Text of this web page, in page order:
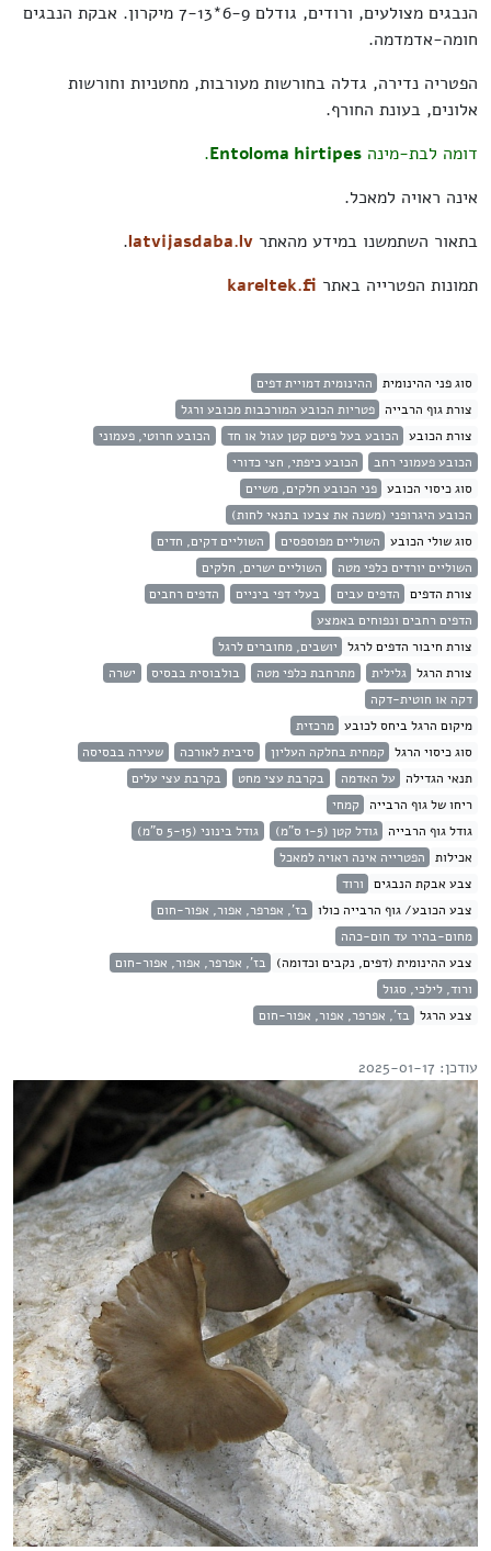
הנבגים מצולעים, ורודים, גודלם 6-9*7-13 מיקרון. אבקת הנבגים
חומה-אדמדמה.
הפטריה נדירה, גדלה בחורשות מעורבות, מחטניות וחורשות
אלונים, בעונת החורף.
דומה לבת-מינהEntoloma hirtipes
.
אינה ראויה למאכל.
בתאור השתמשנו במידע מהאתרlatvijasdaba.lv
.
תמונות הפטרייה באתרkareltek.fi
סוג פני ההינומית ההינומית דמויית דפים
צורת גוף הרבייה פטריות הכובע המורכבות מכובע ורגל
צורת הכובע הכובע בעל פיטם קטן עגול או חד
הכובע חרוטי, פעמוני
הכובע פעמוני רחב
הכובע כיפתי, חצי כדורי
סוג כיסוי הכובע פני הכובע חלקים, משיים
הכובע היגרופני (משנה את צבעו בתנאי לחות)
סוג שולי הכובע השוליים מפוספסים
השוליים דקים, חדים
השוליים יורדים כלפי מטה
השוליים ישרים, חלקים
צורת הדפים הדפים עבים בעלי דפי ביניים
הדפים רחבים
הדפים רחבים ונפוחים באמצע
צורת חיבור הדפים לרגל יושבים, מחוברים לרגל
צורת הרגל גלילית מתרחבת כלפי מטה בולבוסית בבסיס
ישרה
דקה או חוטית-דקה
מיקום הרגל ביחס לכובע מרכזית
סוג כיסוי הרגל קמחית בחלקה העליון סיבית לאורכה
שעירה בבסיסה
תנאי הגדילה על האדמה בקרבת עצי מחט
בקרבת עצי עלים
ריחו של גוף הרבייה קמחי
גודל גוף הרבייה גודל קטן (1-5 ס"מ)
גודל בינוני (5-15 ס"מ)
אכילות הפטרייה אינה ראויה למאכל
צבע אבקת הנבגים ורוד
צבע הכובע/ גוף הרבייה כולו בז', אפרפר, אפור, אפור-חום
מחום-בהיר עד חום-כהה
צבע ההינומית (דפים, נקבים וכדומה) בז', אפרפר, אפור, אפור-חום
ורוד, לילכי, סגול
צבע הרגל בז', אפרפר, אפור, אפור-חום
עודכן: 2025-01-17